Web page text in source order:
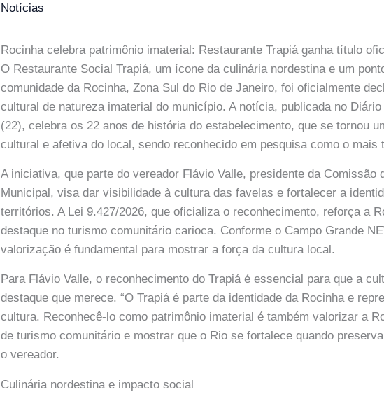
Notícias
Rocinha celebra patrimônio imaterial: Restaurante Trapiá ganha título
O Restaurante Social Trapiá, um ícone da culinária nordestina e um
comunidade da Rocinha, Zona Sul do Rio de Janeiro, foi oficialmente
cultural de natureza imaterial do município. A notícia, publicada no
(22), celebra os 22 anos de história do estabelecimento, que se tornou
cultural e afetiva do local, sendo reconhecido em pesquisa como o mais
A iniciativa, que parte do vereador Flávio Valle, presidente da Comissão
Municipal, visa dar visibilidade à cultura das favelas e fortalecer a
territórios. A Lei 9.427/2026, que oficializa o reconhecimento, reforça a
destaque no turismo comunitário carioca. Conforme o Campo Grande
valorização é fundamental para mostrar a força da cultura local.
Para Flávio Valle, o reconhecimento do Trapiá é essencial para que a
destaque que merece. “O Trapiá é parte da identidade da Rocinha e
cultura. Reconhecê-lo como patrimônio imaterial é também valorizar a
de turismo comunitário e mostrar que o Rio se fortalece quando
o vereador.
Culinária nordestina e impacto social